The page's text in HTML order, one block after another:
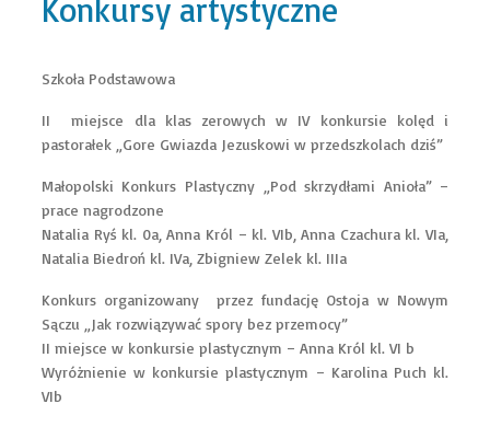
Konkursy artystyczne
Szkoła Podstawowa
II miejsce dla klas zerowych w IV konkursie kolęd i
pastorałek „Gore Gwiazda Jezuskowi w przedszkolach dziś”
Małopolski Konkurs Plastyczny „Pod skrzydłami Anioła” –
prace nagrodzone
Natalia Ryś kl. 0a, Anna Król – kl. VIb, Anna Czachura kl. VIa,
Natalia Biedroń kl. IVa, Zbigniew Zelek kl. IIIa
Konkurs organizowany przez fundację Ostoja w Nowym
Sączu „Jak rozwiązywać spory bez przemocy”
II miejsce w konkursie plastycznym – Anna Król kl. VI b
Wyróżnienie w konkursie plastycznym – Karolina Puch kl.
VIb